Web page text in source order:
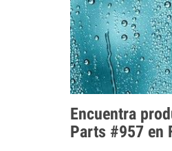
Encuentra
Parts #957 en